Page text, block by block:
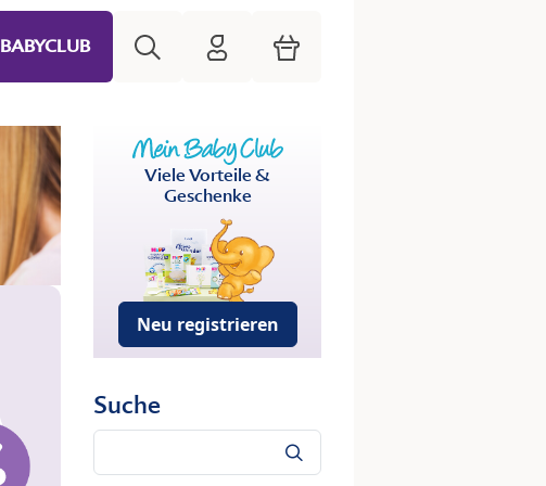
BABYCLUB HiPP Mein Babyclub
Warenkorb
Viele Vorteile &
Geschenke
Neu registrieren
Suche